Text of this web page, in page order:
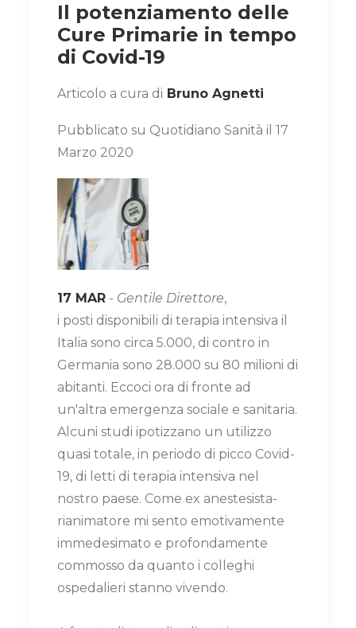
Il potenziamento delle
Cure Primarie in tempo
di Covid-19
Articolo a cura di Bruno Agnetti
Pubblicato su Quotidiano Sanità il 17
Marzo 2020
17 MAR - Gentile Direttore,
i posti disponibili di terapia intensiva il
Italia sono circa 5.000, di contro in
Germania sono 28.000 su 80 milioni di
abitanti. Eccoci ora di fronte ad
un'altra emergenza sociale e sanitaria.
Alcuni studi ipotizzano un utilizzo
quasi totale, in periodo di picco Covid-
19, di letti di terapia intensiva nel
nostro paese. Come ex anestesista-
rianimatore mi sento emotivamente
immedesimato e profondamente
commosso da quanto i colleghi
ospedalieri stanno vivendo.